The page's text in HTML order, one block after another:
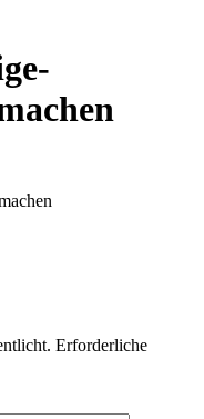
Erforderliche